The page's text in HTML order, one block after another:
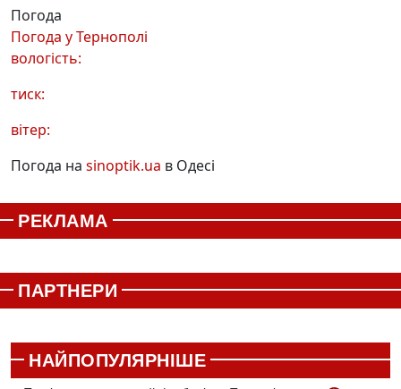
Погода
Погода уТернополі
вологість:
тиск:
вітер:
Погода на sinoptik.ua в Одесі
РЕКЛАМА
ПАРТНЕРИ
НАЙПОПУЛЯРНІШЕ